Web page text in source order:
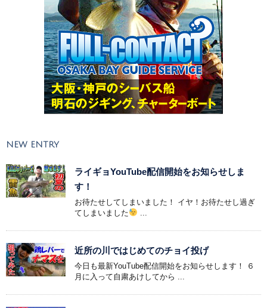
NEW ENTRY
ライギョYouTube配信開始をお知らせしま
す！
お待たせしてしまいました！ イヤ！お待たせし過ぎ
てしまいました
近所の川ではじめてのチョイ投げ
今日も最新YouTube配信開始をお知らせします！ ６
月に入って自粛あけしてから ...